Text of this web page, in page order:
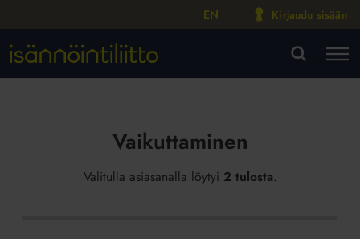
EN Kirjaudu sisään
Vaikuttaminen
Valitulla asiasanalla löytyi 2 tulosta.